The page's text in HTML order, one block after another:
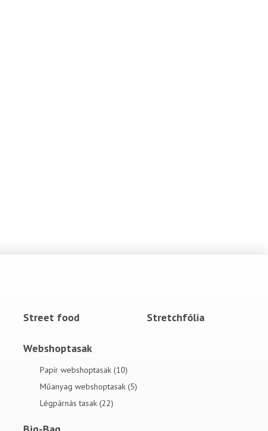
Street food
Webshoptasak
Papír webshoptasak (10)
Műanyag webshoptasak (5)
Légpárnás tasak (22)
Stretchfólia